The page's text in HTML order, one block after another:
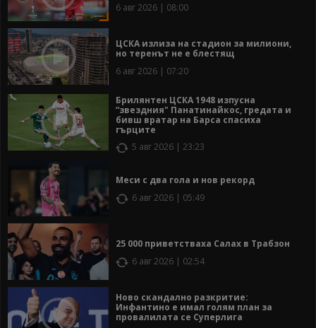
6 авг 2026 | 08:00
ЦСКА излиза на стадион за милиони,
но теренът не е блестящ
6 авг 2026 | 07:20
Брилянтен ЦСКА 1948 изпусна
“звездния" Панатинайкос, гредата и
бивш вратар на Барса спасиха
гърците
5 авг 2026 | 23:23
Меси с два гола и нов рекорд
6 авг 2026 | 05:49
25 000 приветстваха Салах в Трабзон
6 авг 2026 | 02:54
Ново скандално разкритие:
Инфантино е имал голям план за
провалилата се Суперлига